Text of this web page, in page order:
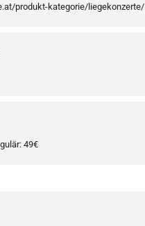
produkt-kategorie/liegekonzerte/
49€